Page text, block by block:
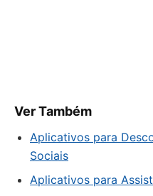
Ver Também
Aplicativos para
Sociais
Aplicativos para